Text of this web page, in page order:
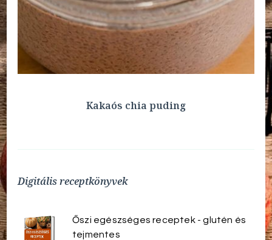
Kakaós chia puding
Digitális receptkönyvek
Őszi egészséges receptek - glutén és
tejmentes